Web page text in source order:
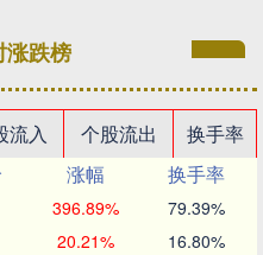
涨跌榜
流入 个股流出
换手率
涨幅
换手率
396.89% 79.39%
20.21% 16.80%